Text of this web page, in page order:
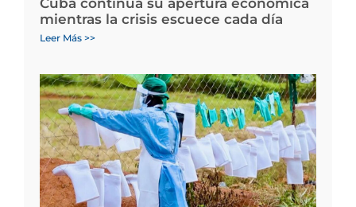
mientras la crisis escuece cada día
Leer Más >>